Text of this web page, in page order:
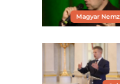
Magyar